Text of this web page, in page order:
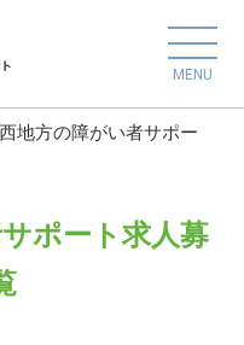
MENU
地方の障がい者サポー
ポート求人募